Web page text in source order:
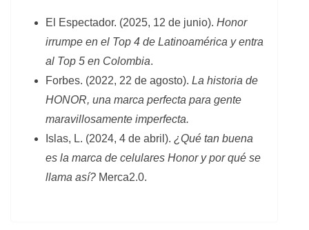
El Espectador. (2025, 12 de junio). Honor
irrumpe en el Top 4 de Latinoamérica y entra
al Top 5 en Colombia.
Forbes. (2022, 22 de agosto). La historia de
HONOR, una marca perfecta para gente
maravillosamente imperfecta.
Islas, L. (2024, 4 de abril). ¿Qué tan buena
es la marca de celulares Honor y por qué se
llama así? Merca2.0.